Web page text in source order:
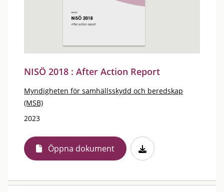
NISÖ 2018 : After Action Report
Myndigheten för samhällsskydd och beredskap
(MSB)
2023
Öppna dokument